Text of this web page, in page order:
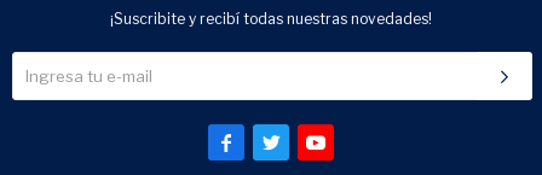
¡Suscribite y recibí todas nuestras novedades!
  